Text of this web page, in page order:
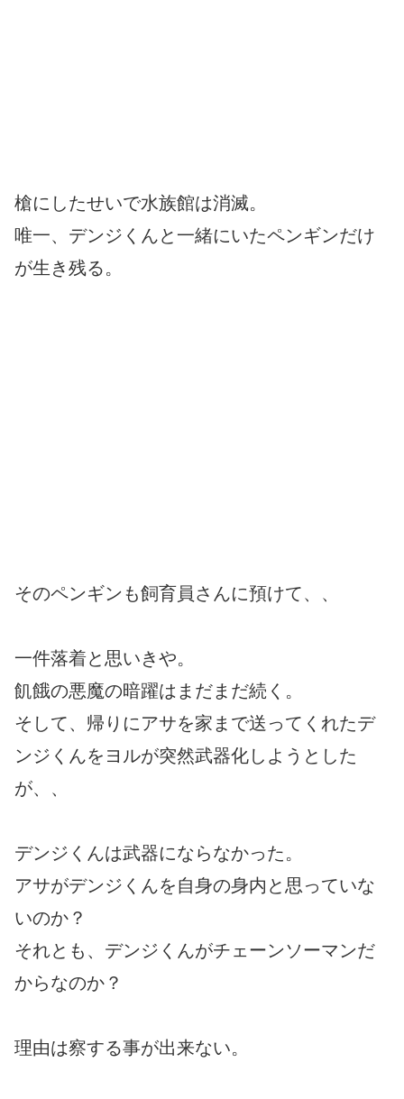
槍にしたせいで水族館は消滅。
唯一、デンジくんと一緒にいたペンギンだけ
が生き残る。
そのペンギンも飼育員さんに預けて、、
一件落着と思いきや。
飢餓の悪魔の暗躍はまだまだ続く。
そして、帰りにアサを家まで送ってくれたデ
ンジくんをヨルが突然武器化しようとした
が、、
デンジくんは武器にならなかった。
アサがデンジくんを自身の身内と思っていな
いのか？
それとも、デンジくんがチェーンソーマンだ
からなのか？
理由は察する事が出来ない。